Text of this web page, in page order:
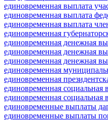
единовременная выплата
единовременная выплата
единовременная выплата
единовременная
единовременная денежная
единовременная денежная
единовременная денежная
единовременная
единовременная
единовременная социальная
единовременная социальная
единовременные выплаты
единовременные выплаты